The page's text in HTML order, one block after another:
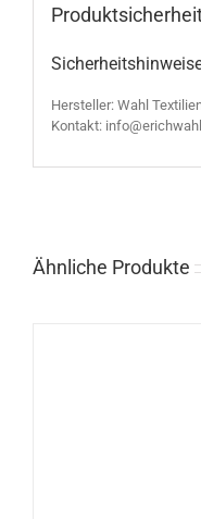
Hersteller: Wahl
Kontakt:
Ähnliche Produkte